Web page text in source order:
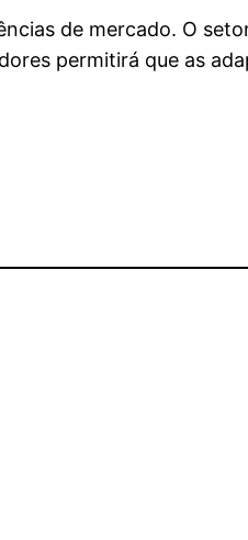
de mercado. O
permitirá que as